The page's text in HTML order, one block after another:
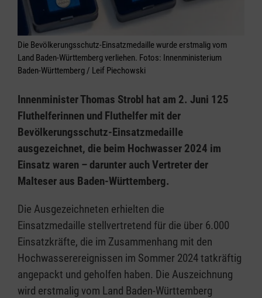
Die Bevölkerungsschutz-Einsatzmedaille wurde erstmalig vom
Land Baden-Württemberg verliehen. Fotos: Innenministerium
Baden-Württemberg / Leif Piechowski
Innenminister Thomas Strobl hat am 2. Juni 125
Fluthelferinnen und Fluthelfer mit der
Bevölkerungsschutz-Einsatzmedaille
ausgezeichnet, die beim Hochwasser 2024 im
Einsatz waren – darunter auch Vertreter der
Malteser aus Baden-Württemberg.
Die Ausgezeichneten erhielten die
Einsatzmedaille stellvertretend für die über 6.000
Einsatzkräfte, die im Zusammenhang mit den
Hochwasserereignissen im Sommer 2024 tatkräftig
angepackt und geholfen haben. Die Auszeichnung
wird erstmalig vom Land Baden-Württemberg